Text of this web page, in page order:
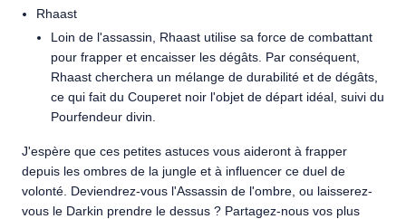
Rhaast
Loin de l'assassin, Rhaast utilise sa force de combattant
pour frapper et encaisser les dégâts. Par conséquent,
Rhaast cherchera un mélange de durabilité et de dégâts,
ce qui fait du Couperet noir l'objet de départ idéal, suivi du
Pourfendeur divin.
J'espère que ces petites astuces vous aideront à frapper
depuis les ombres de la jungle et à influencer ce duel de
volonté. Deviendrez-vous l'Assassin de l'ombre, ou laisserez-
vous le Darkin prendre le dessus ? Partagez-nous vos plus